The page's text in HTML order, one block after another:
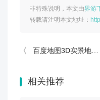
非特殊说明，本文由界游
转载请注明本文地址：
百度地图3D实景地图V21.11.30安卓版深度评测：免费软件下载体验究竟有多强？
相关推荐